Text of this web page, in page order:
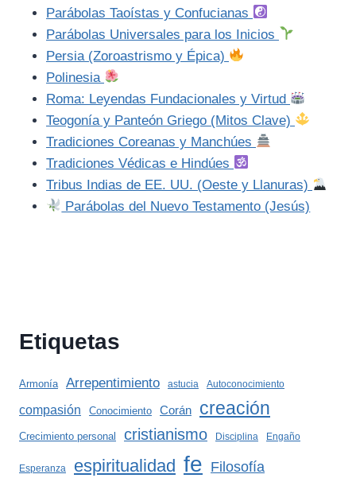
Parábolas Taoístas y Confucianas
Parábolas Universales para los Inicios
Persia (Zoroastrismo y Épica)
Polinesia
Roma: Leyendas Fundacionales y Virtud
Teogonía y Panteón Griego (Mitos Clave)
Tradiciones Coreanas y Manchúes
Tradiciones Védicas e Hindúes
Tribus Indias de EE. UU. (Oeste y Llanuras)
Parábolas del Nuevo Testamento (Jesús)
Etiquetas
Armonía Arrepentimiento astucia Autoconocimiento
compasión Conocimiento Corán creación
Crecimiento personal cristianismo Disciplina Engaño
Esperanza espiritualidad fe Filosofía